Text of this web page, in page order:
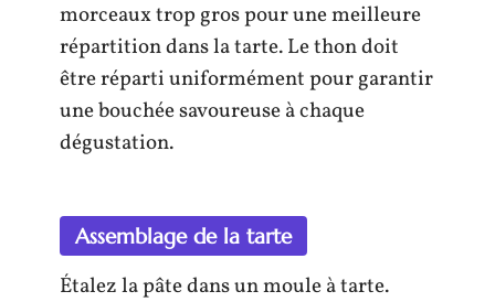
morceaux trop gros pour une meilleure
répartition dans la tarte. Le thon doit
être réparti uniformément pour garantir
une bouchée savoureuse à chaque
dégustation.
Assemblage de la tarte
Étalez la pâte dans un moule à tarte.